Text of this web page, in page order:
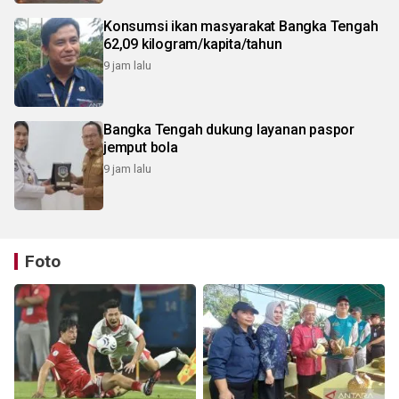
Konsumsi ikan masyarakat Bangka Tengah
62,09 kilogram/kapita/tahun
9 jam lalu
Bangka Tengah dukung layanan paspor
jemput bola
9 jam lalu
Foto